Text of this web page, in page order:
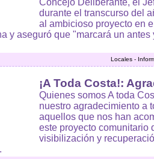
Concejo Deliberante, el
durante el transcurso del
al ambicioso proyecto en
y aseguró que "marcará un
Locales -
¡A Toda Costa!:
Quienes somos A toda
nuestro agradecimiento a
aquellos que nos han
este proyecto comunitario
visibilización y